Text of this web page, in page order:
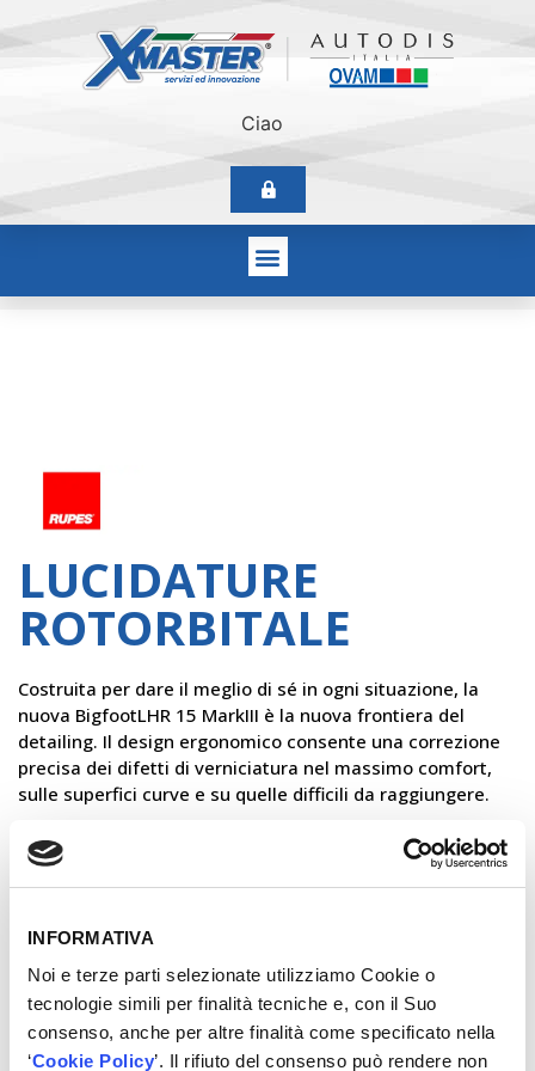
INFORMATIVA
Noi e terze parti selezionate utilizziamo Cookie o
tecnologie simili per finalità tecniche e, con il Suo
consenso, anche per altre finalità come specificato nella
‘Cookie Policy’. Il rifiuto del consenso può rendere non
Ciao
LUCIDATURE
ROTORBITALE
Costruita per dare il meglio di sé in ogni situazione, la
nuova BigfootLHR 15 MarkIII è la nuova frontiera del
detailing. Il design ergonomico consente una correzione
precisa dei difetti di verniciatura nel massimo comfort,
sulle superfici curve e su quelle difficili da raggiungere.
VUOI CONOSCERE IL PREZZO? ×
REGISTRATI